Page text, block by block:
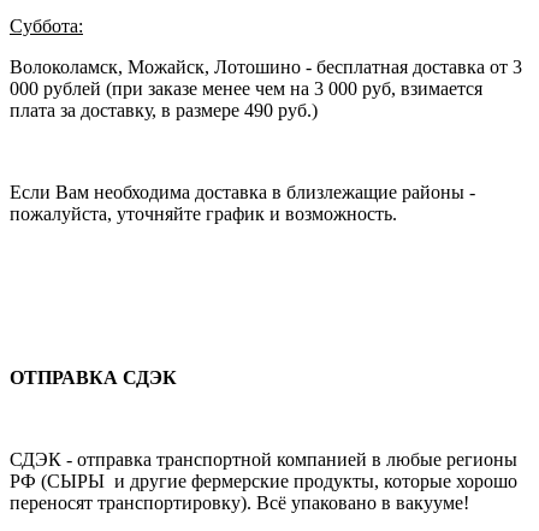
Суббота:
Волоколамск, Можайск, Лотошино - бесплатная доставка от 3
000 рублей (при заказе менее чем на 3 000 руб, взимается
плата за доставку, в размере 490 руб.)
Если Вам необходима доставка в близлежащие районы -
пожалуйста, уточняйте график и возможность.
ОТПРАВКА СДЭК
СДЭК - отправка транспортной компанией в любые регионы
РФ (СЫРЫ и другие фермерские продукты, которые хорошо
переносят транспортировку). Всё упаковано в вакууме!